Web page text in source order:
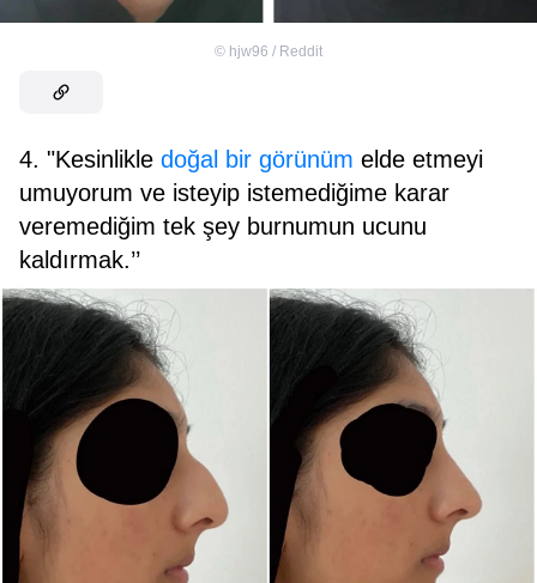
© hjw96 / Reddit
4. "Kesinlikle doğal bir görünüm elde etmeyi
umuyorum ve isteyip istemediğime karar
veremediğim tek şey burnumun ucunu
kaldırmak.’’